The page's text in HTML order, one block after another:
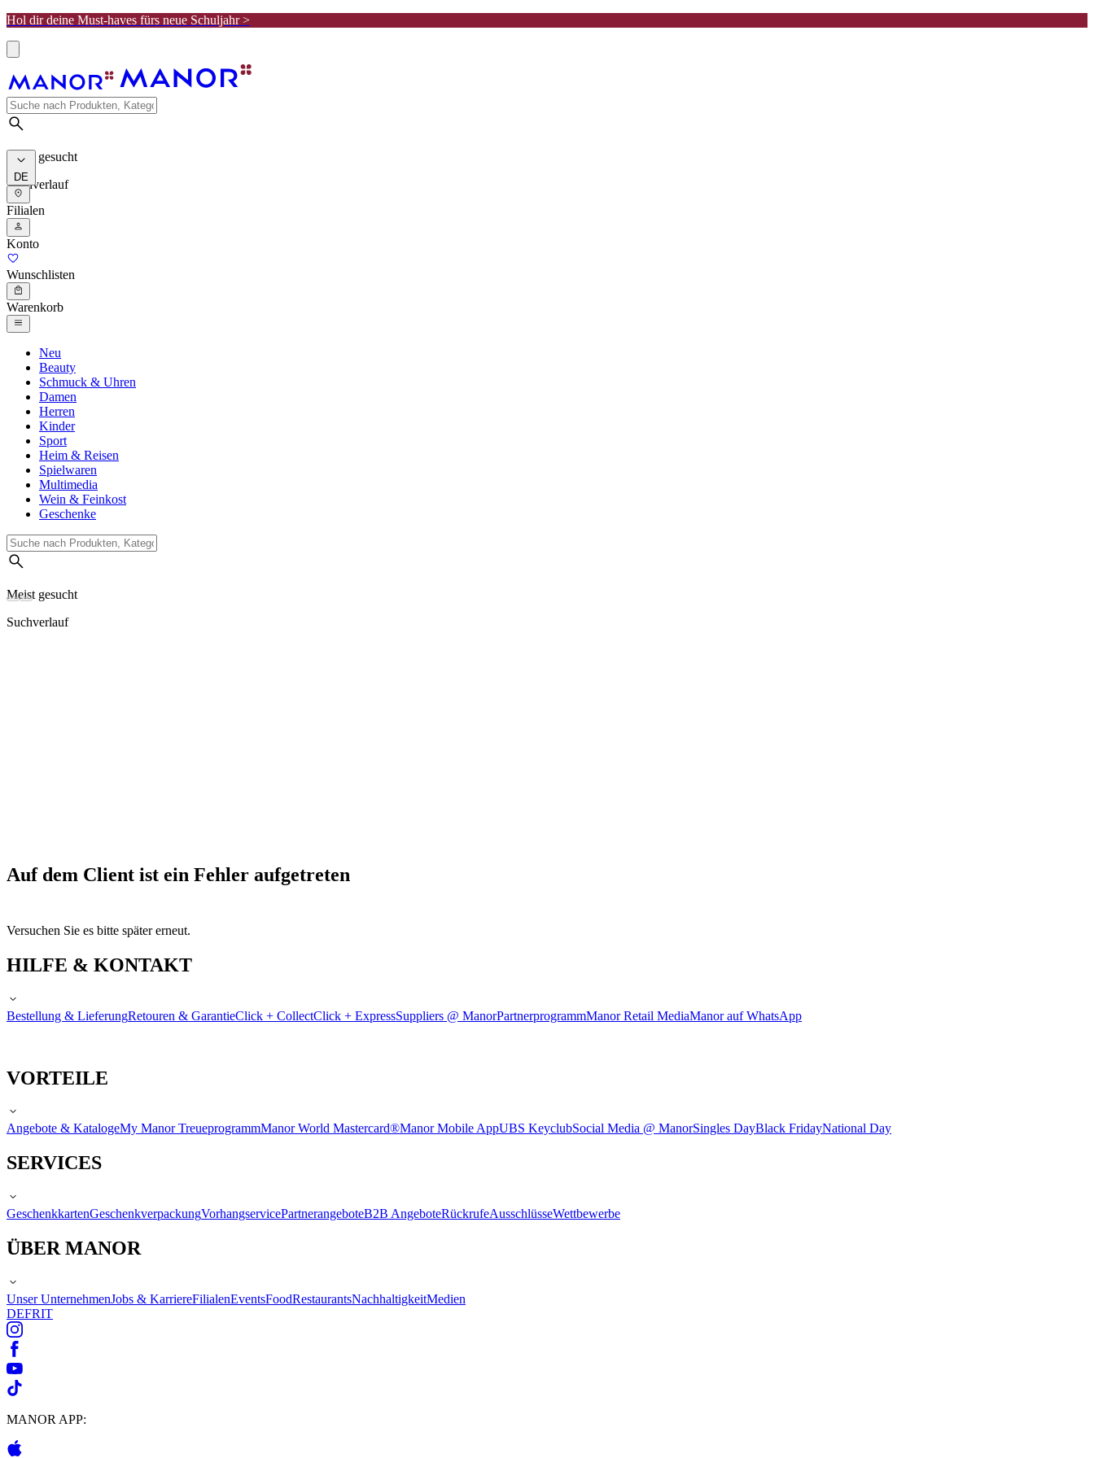
Hol dir deine Must-haves fürs neue Schuljahr >
Meist gesucht
Suchverlauf
DE
Filialen
Konto
Wunschlisten
Warenkorb
Neu
Beauty
Schmuck & Uhren
Damen
Herren
Kinder
Sport
Heim & Reisen
Spielwaren
Multimedia
Wein & Feinkost
Geschenke
Meist gesucht
Suchverlauf
Auf dem Client ist ein Fehler aufgetreten
Versuchen Sie es bitte später erneut.
HILFE & KONTAKT
Bestellung & LieferungRetouren & GarantieClick + CollectClick + ExpressSuppliers @ ManorPartnerprogrammManor Retail MediaManor auf WhatsApp
VORTEILE
Angebote & KatalogeMy Manor TreueprogrammManor World Mastercard®Manor Mobile AppUBS KeyclubSocial Media @ ManorSingles DayBlack FridayNational Day
SERVICES
GeschenkkartenGeschenkverpackungVorhangservicePartnerangeboteB2B AngeboteRückrufeAusschlüsseWettbewerbe
ÜBER MANOR
Unser UnternehmenJobs & KarriereFilialenEventsFoodRestaurantsNachhaltigkeitMedien
DEFRIT
MANOR APP: